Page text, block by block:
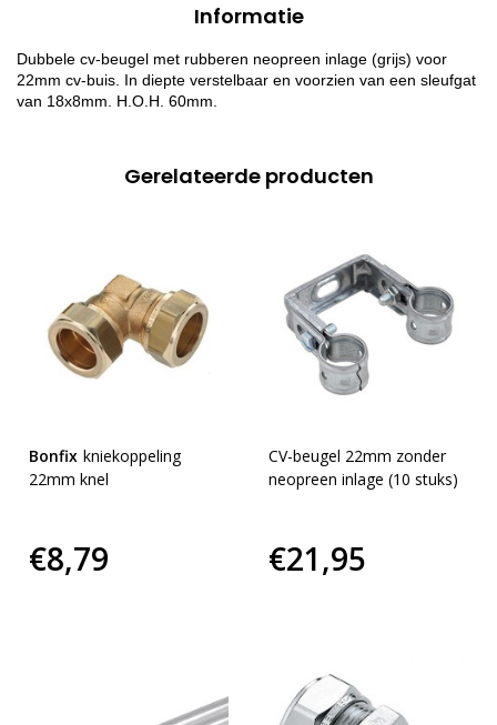
Informatie
Dubbele cv-beugel met rubberen neopreen inlage (grijs) voor
22mm cv-buis. In diepte verstelbaar en voorzien van een sleufgat
van 18x8mm. H.O.H. 60mm.
Gerelateerde producten
Bonfix kniekoppeling
22mm knel
€8,79
CV-beugel 22mm zonder
neopreen inlage (10 stuks)
€21,95